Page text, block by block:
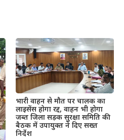
भारी वाहन से मौत पर चालक का
लाइसेंस होगा रद्द, वाहन भी होगा
जब्त जिला सड़क सुरक्षा समिति की
बैठक में उपायुक्त ने दिए सख्त
निर्देश